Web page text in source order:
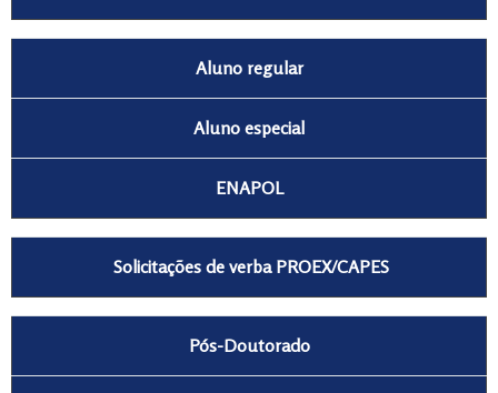
Aluno regular
Aluno especial
ENAPOL
Solicitações de verba PROEX/CAPES
Pós-Doutorado